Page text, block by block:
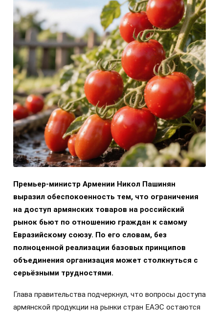
Премьер-министр Армении Никол Пашинян
выразил обеспокоенность тем, что ограничения
на доступ армянских товаров на российский
рынок бьют по отношению граждан к самому
Евразийскому союзу. По его словам, без
полноценной реализации базовых принципов
объединения организация может столкнуться с
серьёзными трудностями.
Глава правительства подчеркнул, что вопросы доступа
армянской продукции на рынки стран ЕАЭС остаются